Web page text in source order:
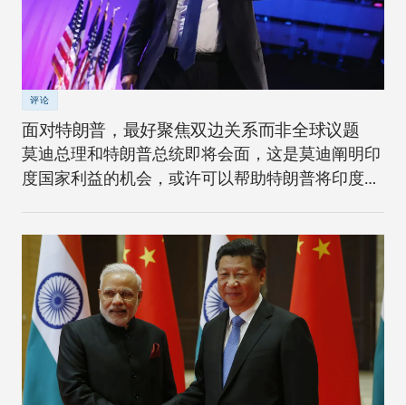
评论
面对特朗普，最好聚焦双边关系而非全球议题
莫迪总理和特朗普总统即将会面，这是莫迪阐明印
度国家利益的机会，或许可以帮助特朗普将印度看